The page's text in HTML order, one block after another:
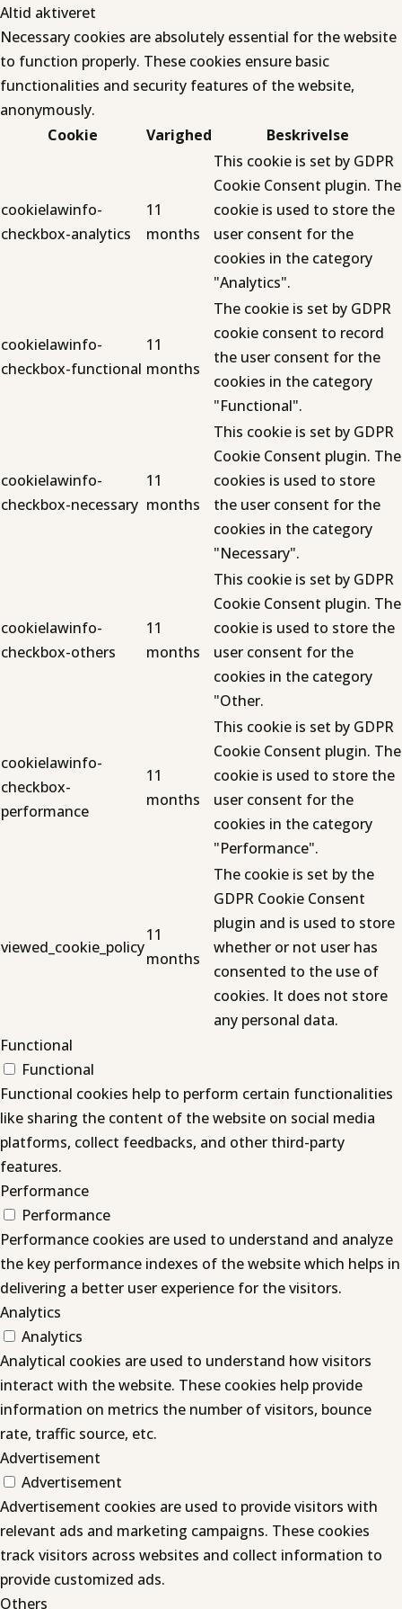
Altid aktiveret
Necessary cookies are absolutely essential for the website
to function properly. These cookies ensure basic
functionalities and security features of the website,
anonymously.
Cookie
Varighed Beskrivelse
cookielawinfo-
checkbox-analytics
11
months
This cookie is set by GDPR
Cookie Consent plugin. The
cookie is used to store the
user consent for the
cookies in the category
"Analytics".
cookielawinfo-
checkbox-functional
11
months
The cookie is set by GDPR
cookie consent to record
the user consent for the
cookies in the category
"Functional".
cookielawinfo-
checkbox-necessary
11
months
This cookie is set by GDPR
Cookie Consent plugin. The
cookies is used to store
the user consent for the
cookies in the category
"Necessary".
cookielawinfo-
checkbox-others
11
months
This cookie is set by GDPR
Cookie Consent plugin. The
cookie is used to store the
user consent for the
cookies in the category
"Other.
cookielawinfo-
checkbox-
performance
11
months
This cookie is set by GDPR
Cookie Consent plugin. The
cookie is used to store the
user consent for the
cookies in the category
"Performance".
viewed_cookie_policy
11
months
The cookie is set by the
GDPR Cookie Consent
plugin and is used to store
whether or not user has
consented to the use of
cookies. It does not store
any personal data.
Functional
Functional
Functional cookies help to perform certain functionalities
like sharing the content of the website on social media
platforms, collect feedbacks, and other third-party
features.
Performance
Performance
Performance cookies are used to understand and analyze
the key performance indexes of the website which helps in
delivering a better user experience for the visitors.
Analytics
Analytics
Analytical cookies are used to understand how visitors
interact with the website. These cookies help provide
information on metrics the number of visitors, bounce
rate, traffic source, etc.
Advertisement
Advertisement
Advertisement cookies are used to provide visitors with
relevant ads and marketing campaigns. These cookies
track visitors across websites and collect information to
provide customized ads.
Others